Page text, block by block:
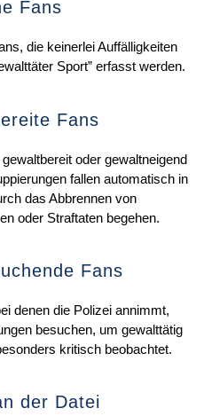
Fans
die keinerlei Auffälligkeiten
Sport” erfasst werden.
Fans
oder gewaltneigend
fallen automatisch in
das Abbrennen von
oder Straftaten begehen.
Fans
denen die Polizei annimmt,
besuchen, um gewalttätig
kritisch beobachtet.
der Datei